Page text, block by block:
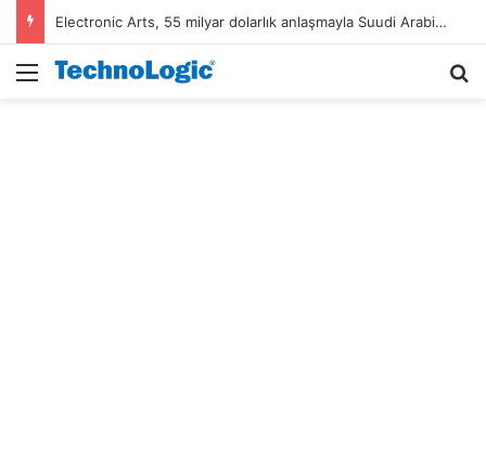
Electronic Arts, 55 milyar dolarlık anlaşmayla Suudi Arabistan’ın oldu
Menü